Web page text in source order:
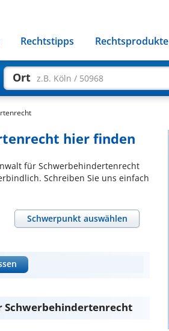
Rechtstipps Rechtsprodukte
Ort z.B. Köln / 50968
hier finden
für Schwerbehindertenrecht
Schreiben Sie uns einfach
Schwerpunkt auswählen
Schwerbehindertenrecht